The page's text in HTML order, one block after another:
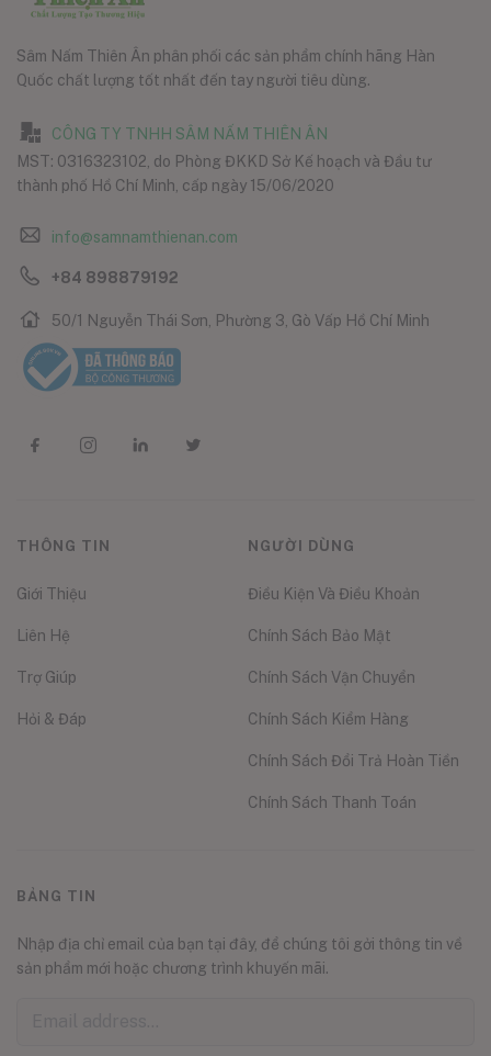
Sâm Nấm Thiên Ân phân phối các sản phẩm chính hãng Hàn
Quốc chất lượng tốt nhất đến tay người tiêu dùng.
CÔNG TY TNHH SÂM NẤM THIÊN ÂN
MST: 0316323102, do Phòng ĐKKD Sở Kế hoạch và Đầu tư
thành phố Hồ Chí Minh, cấp ngày 15/06/2020
info@samnamthienan.com
+84 898879192
50/1 Nguyễn Thái Sơn, Phường 3, Gò Vấp Hồ Chí Minh
THÔNG TIN
Giới Thiệu
Liên Hệ
Trợ Giúp
Hỏi & Đáp
NGƯỜI DÙNG
Điều Kiện Và Điều Khoản
Chính Sách Bảo Mật
Chính Sách Vận Chuyển
Chính Sách Kiểm Hàng
Chính Sách Đổi Trả Hoàn Tiền
Chính Sách Thanh Toán
BẢNG TIN
Nhập địa chỉ email của bạn tại đây, để chúng tôi gởi thông tin về
sản phẩm mới hoặc chương trình khuyến mãi.